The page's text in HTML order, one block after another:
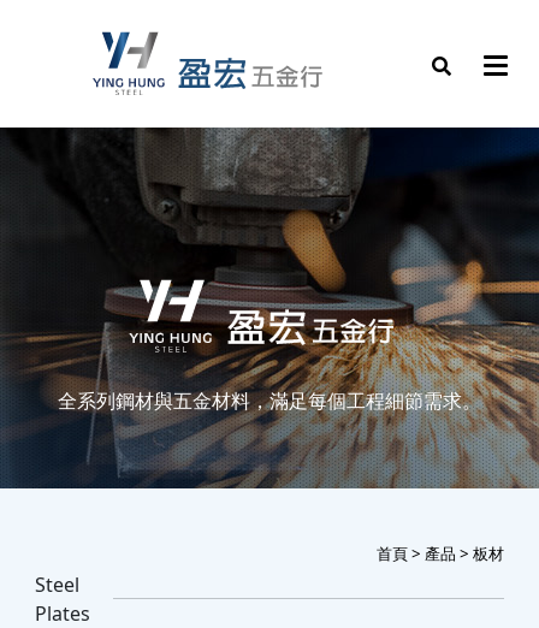
全系列鋼材與五金材料，滿足每個工程細節需求。
首頁> 產品 > 板材
Steel
Plates